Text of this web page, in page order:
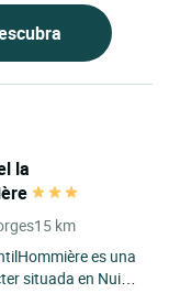
la
15 km
es una
situada en Nuits-